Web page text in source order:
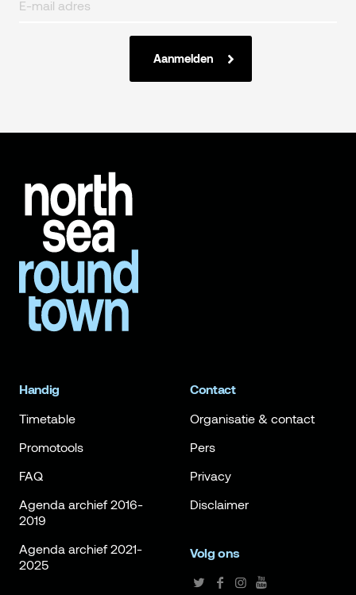
Aanmelden
Handig
Timetable
Promotools
FAQ
Agenda archief 2016-
2019
Agenda archief 2021-
2025
Contact
Organisatie & contact
Pers
Privacy
Disclaimer
Volg ons